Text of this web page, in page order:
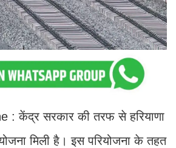
: केंद्र सरकार की तरफ से हरियाणा
मिली है। इस परियोजना के तहत